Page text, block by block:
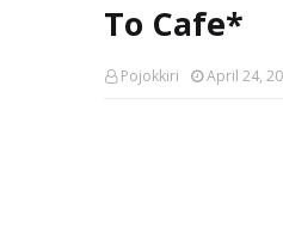
To Cafe*
Pojokkiri April 24,